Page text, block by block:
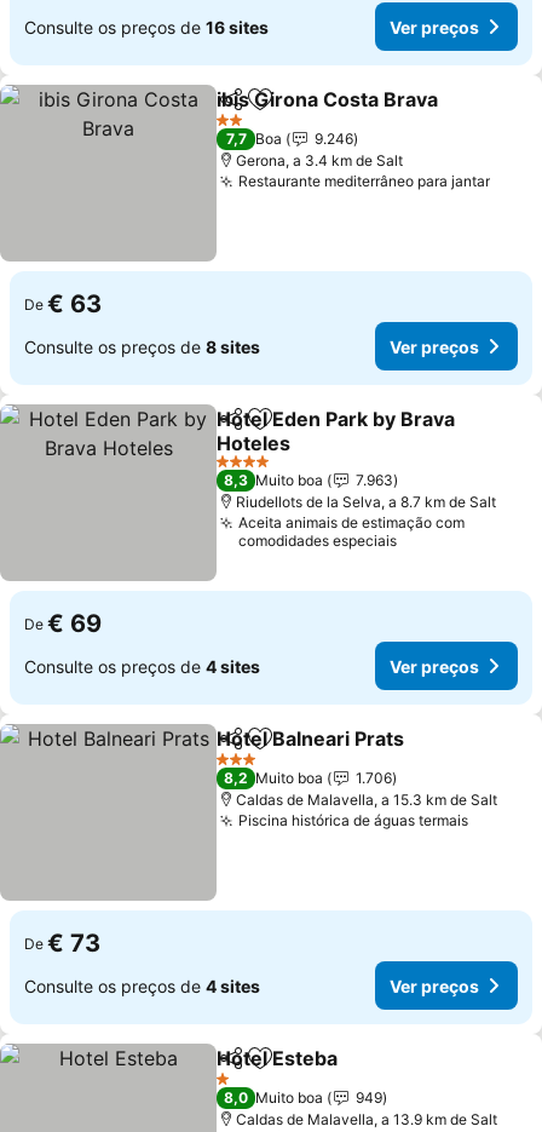
Consulte os preços de 16 sites Ver preços
PartilharAdicionar aos favoritos
ibis Girona Costa Brava
2 Estrelas
7,7 Boa
9.246
Gerona, a 3.4 km de Salt
Restaurante mediterrâneo para jantarVer
De € 63
Consulte os preços de 8 sites Ver preços
PartilharAdicionar aos favoritos
Hotel Eden Park by Brava
Hoteles
Ver preços
4 Estrelas
8,3 Muito boa
7.963
Riudellots de la Selva, a 8.7 km de Salt
Aceita animais de estimação com
comodidades especiais
De € 69
Consulte os preços de 4 sites Ver preços
PartilharAdicionar aos favoritos
Hotel Balneari Prats
3 Estrelas
8,2 Muito boa
1.706
Caldas de Malavella, a 15.3 km de Salt
Piscina histórica de águas termaisVer
De € 73
Consulte os preços de 4 sites Ver preços
PartilharAdicionar aos favoritos
Hotel Esteba
1 Estrelas
8,0 Muito boa
949
Caldas de Malavella, a 13.9 km de Salt